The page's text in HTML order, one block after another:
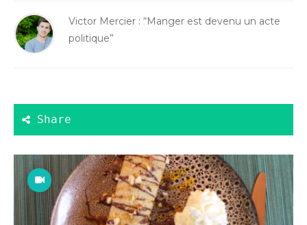
Victor Mercier : “Manger est devenu un acte
politique”